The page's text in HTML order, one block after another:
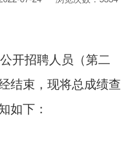
开招聘人员（第二
结束，现将总成绩查
如下：